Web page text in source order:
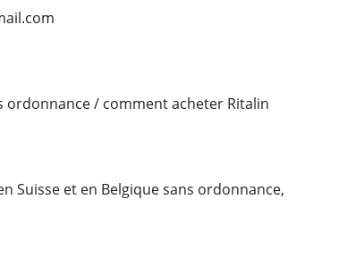
ordonnance / comment acheter Ritalin
Suisse et en Belgique sans ordonnance,